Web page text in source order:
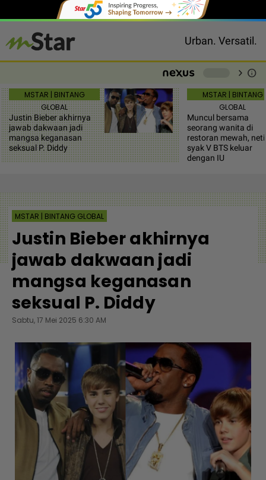
Urban. Versatil.
chevron_right info
MSTAR | BINTANG
GLOBAL
Justin Bieber akhirnya
jawab dakwaan jadi
mangsa keganasan
seksual P. Diddy
MSTAR | BINTANG
GLOBAL
Muncul bersama
seorang wanita di
restoran mewah,
syak V BTS keluar
dengan IU
MSTAR | BINTANG GLOBAL
Justin Bieber akhirnya
jawab dakwaan jadi
mangsa keganasan
seksual P. Diddy
Sabtu, 17 Mei 2025 6:30 AM